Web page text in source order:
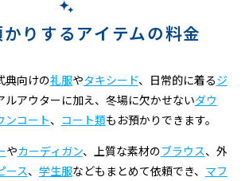
りするアイテムの料金
典向けの礼服やタキシード、日常的に着るジ
ルアウターに加え、冬場に欠かせないダウ
ンコート、 コート類もお預かりできます。
やカーディガン、上質な素材のブラウス、外
ース、 学生服などもまとめて依頼でき、 マフ